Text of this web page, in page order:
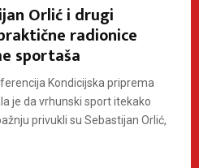
Orlić i drugi
radionice
sportaša
Kondicijska priprema
je da vrhunski sport itekako
privukli su Sebastijan Orlić,